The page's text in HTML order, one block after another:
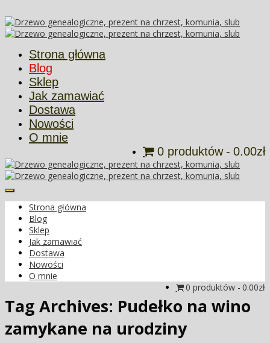
Strona główna
Blog
Sklep
Jak zamawiać
Dostawa
Nowości
O mnie
0 produktów
0.00zł
Strona główna
Blog
Sklep
Jak zamawiać
Dostawa
Nowości
O mnie
0 produktów
0.00zł
Tag Archives: Pudełko na wino
zamykane na urodziny